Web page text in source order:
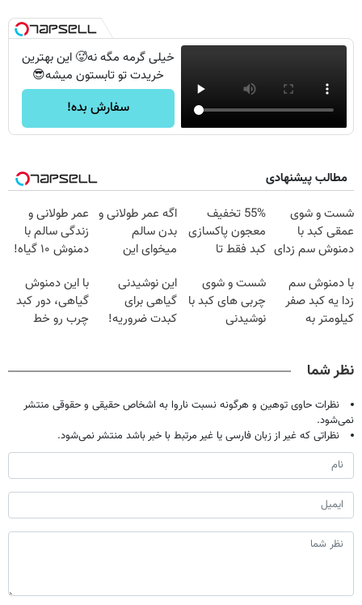
خیلی گرمه مگه نه🥵 این بهترین
خریدت تو تابستون میشه😎
سفارش بده!
مطالب پیشنهادی
شست و شوی
عمقی کبد با
دمنوش سم زدای
55% تخفیف
معجون پاکسازی
کبد فقط تا
اگه عمر طولانی و
بدن سالم
میخوای این
تخفیف بخر
عمر طولانی و
زندگی سالم با
دمنوش ۱۰ گیاه!
با دمنوش سم
زدا یه کبد صفر
کیلومتر به
شست و شوی
چربی های کبد با
نوشیدنی
این نوشیدنی
گیاهی برای
کبدت ضروریه!
با این دمنوش
گیاهی، دور کبد
چرب رو خط
نظر شما
نظرات حاوی توهین و هرگونه نسبت ناروا به اشخاص حقیقی و حقوقی منتشر
نمی‌شود.
نظراتی که غیر از زبان فارسی یا غیر مرتبط با خبر باشد منتشر نمی‌شود.